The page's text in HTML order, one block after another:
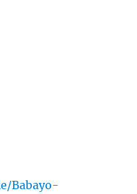
Babayo-